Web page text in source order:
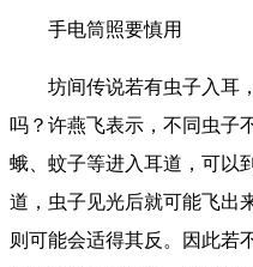
手电筒照要慎用
坊间传说若有虫子入耳，
吗？许燕飞表示，不同虫子
蛾、蚊子等进入耳道，可以
道，虫子见光后就可能飞出
则可能会适得其反。因此若